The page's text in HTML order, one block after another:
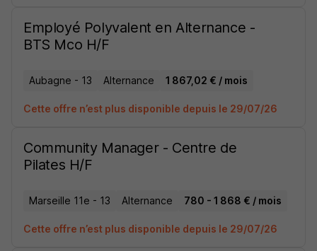
Employé Polyvalent en Alternance -
BTS Mco H/F
Aubagne - 13 Alternance 1 867,02 € / mois
Cette offre n’est plus disponible depuis le 29/07/26
Community Manager - Centre de
Pilates H/F
Marseille 11e - 13 Alternance 780 - 1 868 € / mois
Cette offre n’est plus disponible depuis le 29/07/26